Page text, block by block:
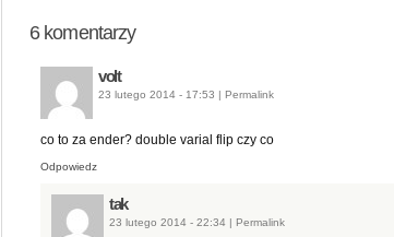
6komentarzy
volt
23 lutego 2014 - 17:53 | Permalink
co to za ender? double varial flip czy co
Odpowiedz
tak
23 lutego 2014 - 22:34 | Permalink